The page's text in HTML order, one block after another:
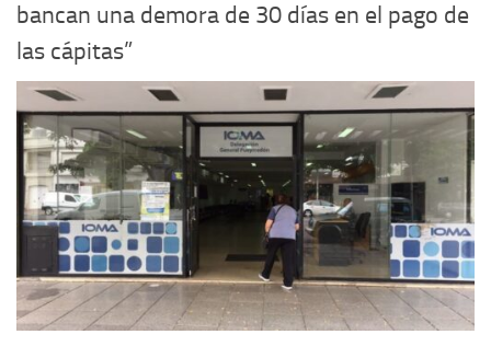
bancan una demora de 30 días en el pago de
las cápitas”